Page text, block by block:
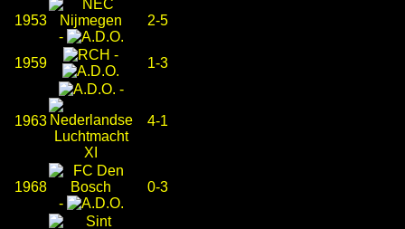
1953
-
2-5
1959
-
1-3
1963
-
4-1
1968
-
0-3